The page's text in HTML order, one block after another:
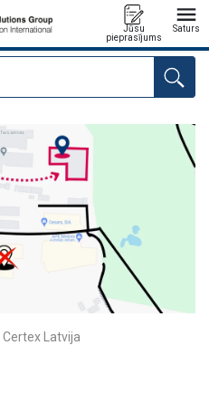
Jūsu
pieprasījums
Saturs
Certex Latvija